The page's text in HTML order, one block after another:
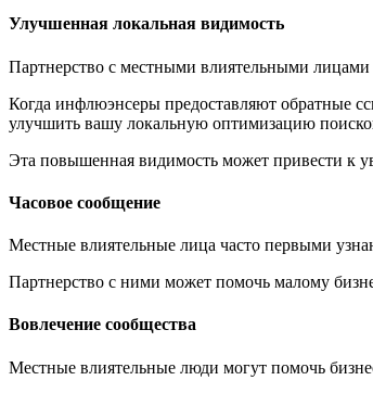
Улучшенная локальная видимость
Партнерство с местными влиятельными лицами
Когда инфлюэнсеры предоставляют обратные
улучшить вашу локальную оптимизацию
Эта повышенная видимость может привести к
Часовое сообщение
Местные влиятельные лица часто первыми
Партнерство с ними может помочь малому
Вовлечение сообщества
Местные влиятельные люди могут помочь